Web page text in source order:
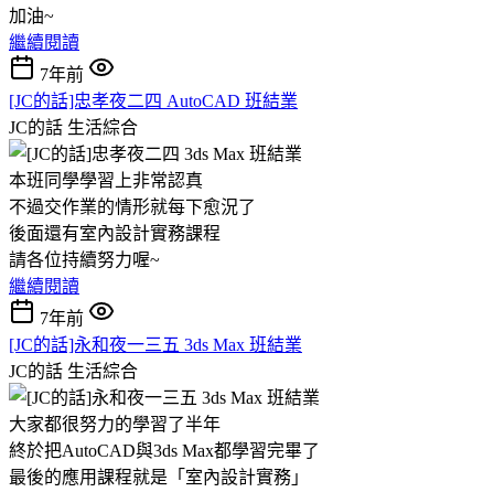
加油~
繼續閱讀
7年前
[JC的話]忠孝夜二四 AutoCAD 班結業
JC的話 生活綜合
本班同學學習上非常認真
不過交作業的情形就每下愈況了
後面還有室內設計實務課程
請各位持續努力喔~
繼續閱讀
7年前
[JC的話]永和夜一三五 3ds Max 班結業
JC的話 生活綜合
大家都很努力的學習了半年
終於把AutoCAD與3ds Max都學習完畢了
最後的應用課程就是「室內設計實務」